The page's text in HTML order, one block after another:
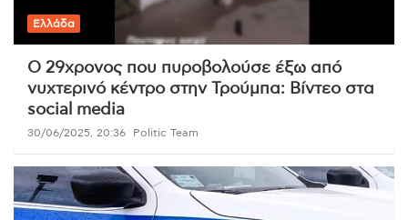
Ελλάδα
Ο 29χρονος που πυροβολούσε έξω από
νυχτερινό κέντρο στην Τρούμπα: Βίντεο στα
social media
30/06/2025, 20:36 Politic Team